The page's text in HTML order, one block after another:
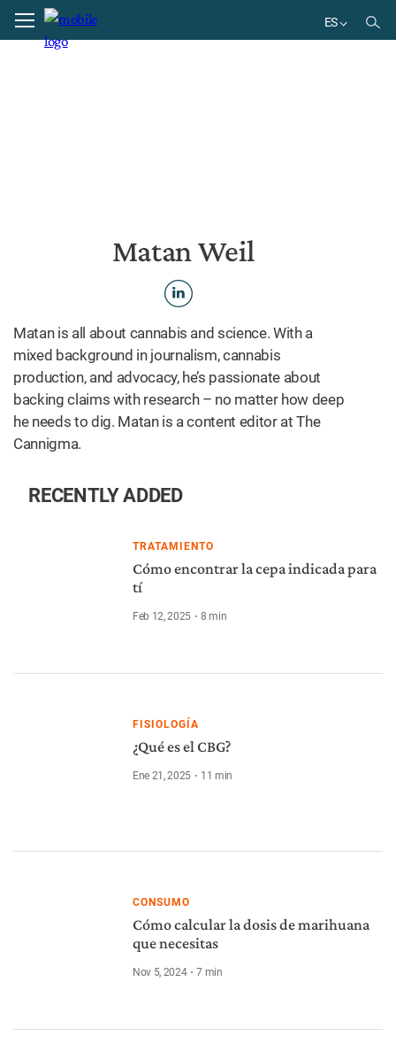
ES
Home Matan Weil
Matan Weil
Matan is all about cannabis and science. With a
mixed background in journalism, cannabis
production, and advocacy, he’s passionate about
backing claims with research – no matter how deep
he needs to dig. Matan is a content editor at The
Cannigma.
RECENTLY ADDED
TRATAMIENTO
Cómo encontrar la cepa indicada para
tí
Feb 12, 2025 8 min
FISIOLOGÍA
¿Qué es el CBG?
Ene 21, 2025 11 min
CONSUMO
Cómo calcular la dosis de marihuana
que necesitas
Nov 5, 2024 7 min